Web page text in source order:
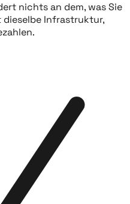
nichts an dem, was Sie
Infrastruktur,